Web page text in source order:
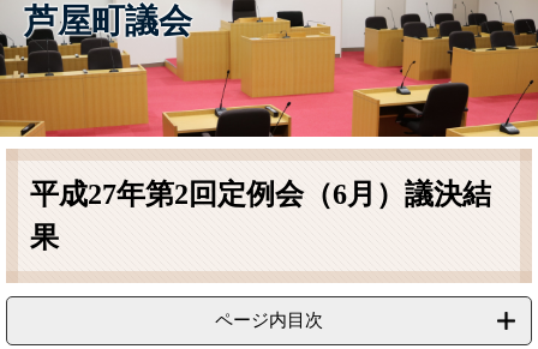
へ
芦屋町議会
本
平成27年第2回定例会（6月）議決結
果
ページ内目次